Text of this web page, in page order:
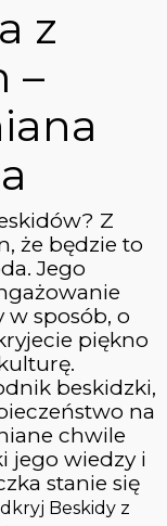
z
–
Z
że będzie to
Jego
w sposób, o
piękno
beskidzki,
na
chwile
jego wiedzy i
stanie się
Beskidy z